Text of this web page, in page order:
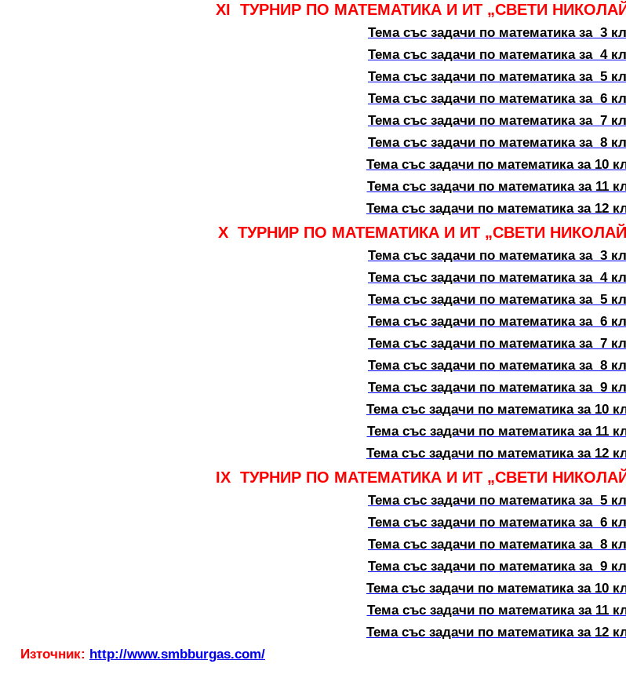
ХI ТУРНИР ПО МАТЕМАТИКА И ИТ „СВЕТИ
Тема със задачи по математика за 3
Тема със задачи по математика за 4
Тема със задачи по математика за 5
Тема със задачи по математика за 6
Тема със задачи по математика за 7
Тема със задачи по математика за 8
Тема със задачи по математика за 10
Тема със задачи по математика за 11
Тема със задачи по математика за 12
Х ТУРНИР ПО МАТЕМАТИКА И ИТ „СВЕТИ
Тема със задачи по математика за 3
Тема със задачи по математика за 4
Тема със задачи по математика за 5
Тема със задачи по математика за 6
Тема със задачи по математика за 7
Тема със задачи по математика за 8
Тема със задачи по математика за 9
Тема със задачи по математика за 10
Тема със задачи по математика за 11
Тема със задачи по математика за 12
IХ ТУРНИР ПО МАТЕМАТИКА И ИТ „СВЕТИ
Тема със задачи по математика за 5
Тема със задачи по математика за 6
Тема със задачи по математика за 8
Тема със задачи по математика за 9
Тема със задачи по математика за 10
Тема със задачи по математика за 11
Тема със задачи по математика за 12
Източник: http://www.smbburgas.com/